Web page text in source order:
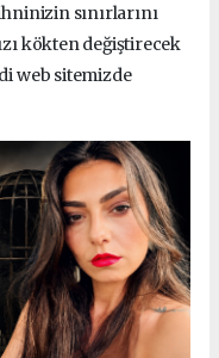
sınırlarını
kökten değiştirecek
web sitemizde